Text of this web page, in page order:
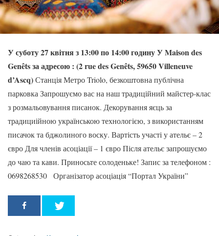
У суботу 27 квітня з 13:00 по 14:00 годинуУ Maison des
Genêts за адресою : (2 rue des Genêts, 59650 Villeneuve
d’Ascq)Станція Метро Triolo, безкоштовна публічна
парковка Запрошуємо вас на наш традиційний майстер-клас
з розмальовування писанок. Декорування яєць за
традициійною українською технологією, з використанням
писачок та бджолиного воску. Вартість участі у ательє – 2
євро Для членів асоціації – 1 євро Після ательє запрошуємо
до чаю та кави. Приносьте солоденьке! Запис за телефоном :
0698268530 Організатор асоціація “Портал України”